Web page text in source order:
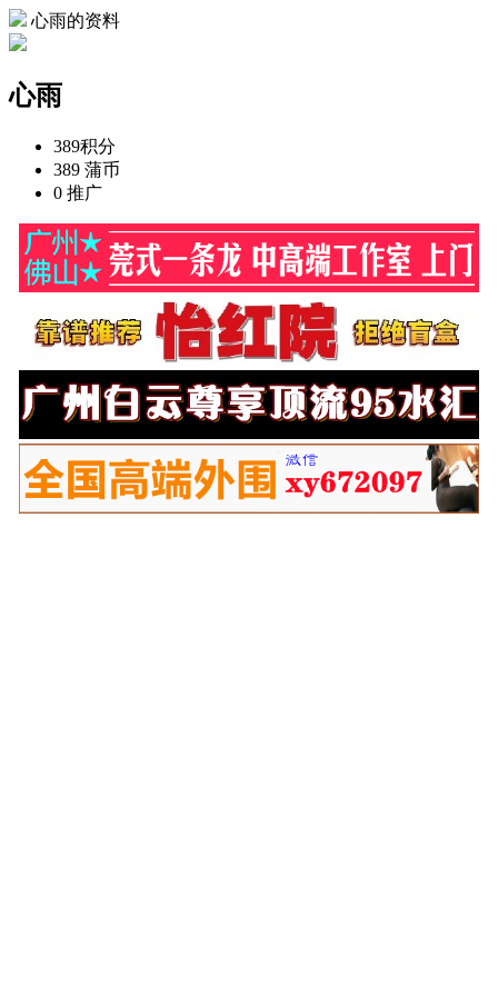
心雨的资料
心雨
389积分
389 蒲币
0 推广